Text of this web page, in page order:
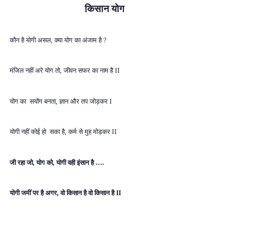
किसान योग
कौन है योगी असल, क्या योग का अंजाम है?
मंजिल नहीं अरे योग तो, जीवन सफर का नाम हैII
योग का सयोंग बनता, ज्ञान और तप जोड़कर I
योगी नहीं कोई हो सका है, कर्म से मुह मोड़कर II
जी रहा जो,योग को,योगी वही इंसान है ….
योगी जमीं पर है अगर,वो किसान है वो किसान हैII